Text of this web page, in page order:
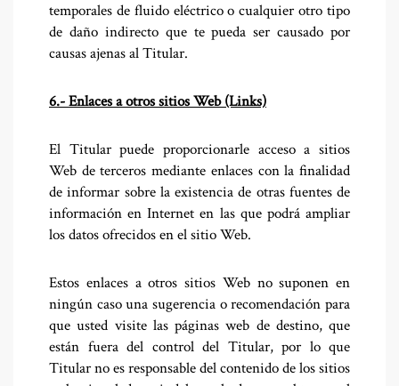
temporales de fluido eléctrico o cualquier otro tipo
de daño indirecto que te pueda ser causado por
causas ajenas al Titular.
6.- Enlaces a otros sitios Web (Links)
El Titular puede proporcionarle acceso a sitios
Web de terceros mediante enlaces con la finalidad
de informar sobre la existencia de otras fuentes de
información en Internet en las que podrá ampliar
los datos ofrecidos en el sitio Web.
Estos enlaces a otros sitios Web no suponen en
ningún caso una sugerencia o recomendación para
que usted visite las páginas web de destino, que
están fuera del control del Titular, por lo que
Titular no es responsable del contenido de los sitios